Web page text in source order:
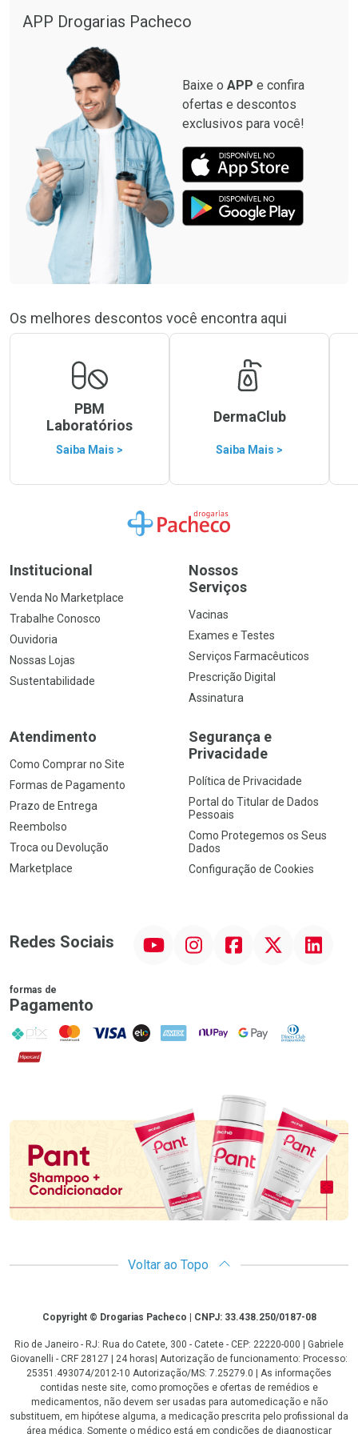
APP Drogarias Pacheco
Baixe o APP e confira
ofertas e descontos
exclusivos para você!
Os melhores descontos você encontra aqui
PBM
Laboratórios
Saiba Mais >
DermaClub
Saiba Mais >
Ir para a Home
Institucional
Venda No Marketplace
Trabalhe Conosco
Ouvidoria
Nossas Lojas
Sustentabilidade
Nossos
Serviços
Vacinas
Exames e Testes
Serviços Farmacêuticos
Prescrição Digital
Assinatura
Atendimento
Como Comprar no Site
Formas de Pagamento
Prazo de Entrega
Reembolso
Troca ou Devolução
Marketplace
Segurança e
Privacidade
Política de Privacidade
Portal do Titular de Dados
Pessoais
Como Protegemos os Seus
Dados
Configuração de Cookies
Redes Sociais YouTube InstagramFacebookTwitter Linkedin
formas de
Pagamento
PIX MasterCard
VISA ELO AMEX NuPay Google PayDiners Club
Hipercard
Voltar ao Topo
CopyrightCopyright © Drogarias Pacheco | CNPJ: 33.438.250/0187-08
Rio de Janeiro - RJ: Rua do Catete, 300 - Catete - CEP: 22220-000 | Gabriele
Giovanelli - CRF 28127 | 24 horas| Autorização de funcionamento: Processo:
25351.493074/2012-10 Autorização/MS: 7.25279.0 | As informações
contidas neste site, como promoções e ofertas de remédios e
medicamentos, não devem ser usadas para automedicação e não
substituem, em hipótese alguma, a medicação prescrita pelo profissional da